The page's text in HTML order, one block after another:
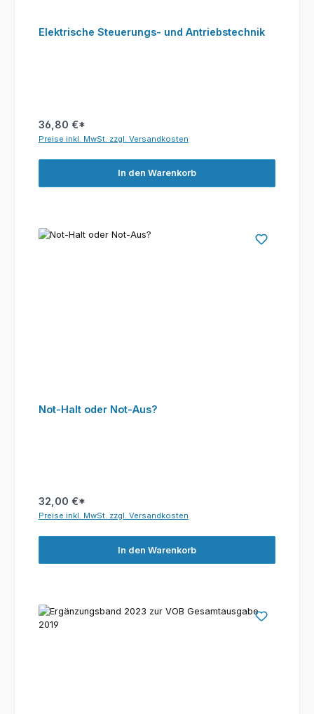
Elektrische Steuerungs- und Antriebstechnik
36,80 €*
Preise inkl. MwSt. zzgl. Versandkosten
In den Warenkorb
Not-Halt oder Not-Aus?
32,00 €*
Preise inkl. MwSt. zzgl. Versandkosten
In den Warenkorb